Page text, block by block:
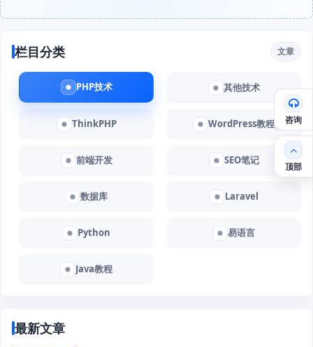
栏目分类 文章
PHP技术 其他技术
ThinkPHP WordPress教程
前端开发 SEO笔记
数据库 Laravel
Python 易语言
Java教程
最新文章
咨询
顶部